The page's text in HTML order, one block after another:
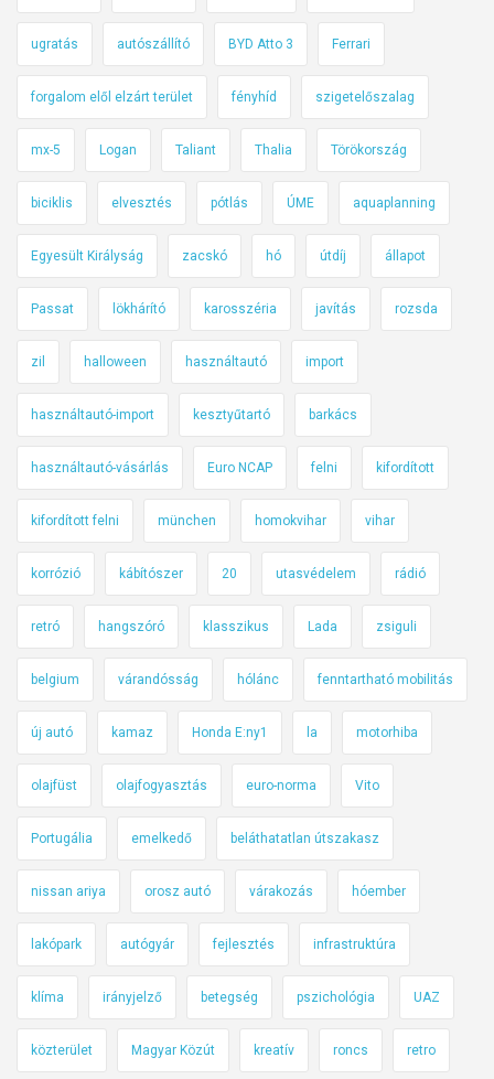
ugratás autószállító BYD Atto 3 Ferrari
forgalom elől elzárt terület fényhíd szigetelőszalag
mx-5 Logan Taliant Thalia Törökország
biciklis elvesztés pótlás ÚME aquaplanning
Egyesült Királyság zacskó hó útdíj állapot
Passat lökhárító karosszéria javítás rozsda
zil halloween használtautó import
használtautó-import kesztyűtartó barkács
használtautó-vásárlás Euro NCAP felni kifordított
kifordított felni münchen homokvihar vihar
korrózió kábítószer 20 utasvédelem rádió
retró hangszóró klasszikus Lada zsiguli
belgium várandósság hólánc fenntartható mobilitás
új autó kamaz Honda E:ny1 la motorhiba
olajfüst olajfogyasztás euro-norma Vito
Portugália emelkedő beláthatatlan útszakasz
nissan ariya orosz autó várakozás hóember
lakópark autógyár fejlesztés infrastruktúra
klíma irányjelző betegség pszichológia UAZ
közterület Magyar Közút kreatív roncs retro